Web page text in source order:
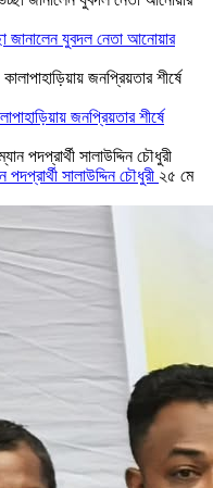
জানালেন যুবদল নেতা আনোয়ার
জনপ্রিয়তার শীর্ষে
সালাউদ্দিন চৌধুরী ২৫ মে